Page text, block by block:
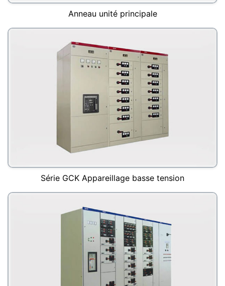
Anneau unité principale
Série GCK Appareillage basse tension